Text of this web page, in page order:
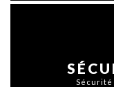
Sécurité